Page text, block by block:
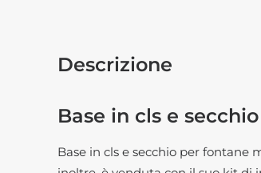
Descrizione
Base in cls e
Base in cls e secchio per